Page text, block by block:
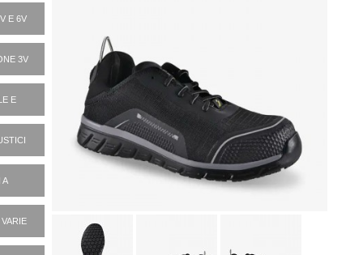
E 6V
3V
E
(USA
A